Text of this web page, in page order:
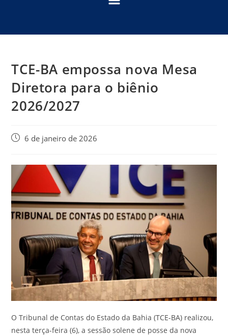
TCE-BA empossa nova Mesa
Diretora para o biênio
2026/2027
6 de janeiro de 2026
O Tribunal de Contas do Estado da Bahia (TCE-BA) realizou,
nesta terça-feira (6), a sessão solene de posse da nova